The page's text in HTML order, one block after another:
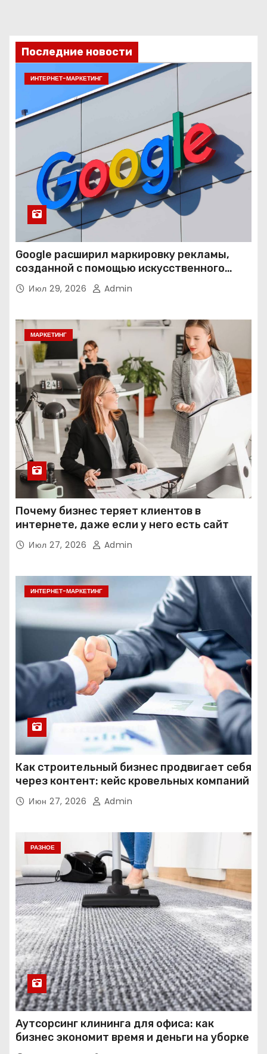
Последние новости
ИНТЕРНЕТ-МАРКЕТИНГ
Google расширил маркировку рекламы,
созданной с помощью искусственного
интеллекта
Июл 29, 2026 Admin
МАРКЕТИНГ
Почему бизнес теряет клиентов в
интернете, даже если у него есть сайт
Июл 27, 2026 Admin
ИНТЕРНЕТ-МАРКЕТИНГ
Как строительный бизнес продвигает себя
через контент: кейс кровельных компаний
Июн 27, 2026 Admin
РАЗНОЕ
Аутсорсинг клининга для офиса: как
бизнес экономит время и деньги на уборке